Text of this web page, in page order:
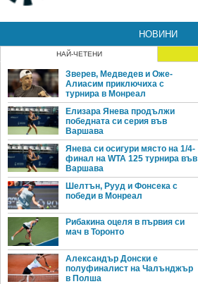
НОВИНИ
НАЙ-ЧЕТЕНИ
Зверев, Медведев и Оже-
Алиасим приключиха с
турнира в Монреал
Елизара Янева продължи
победната си серия във
Варшава
Янева си осигури място на 1/4-
финал на WTA 125 турнира във
Варшава
Шелтън, Рууд и Фонсека с
победи в Монреал
Рибакина оцеля в първия си
мач в Торонто
Александър Донски е
полуфиналист на Чалънджър
в Полша